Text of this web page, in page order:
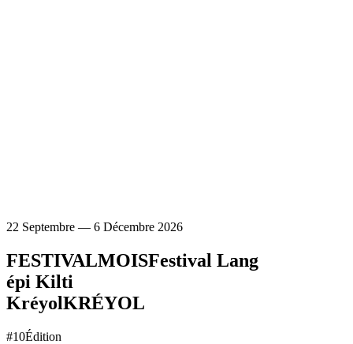
22 Septembre — 6 Décembre 2026
FESTIVALMOISFestival Lang
épi Kilti
KréyolKRÉYOL
#10Édition